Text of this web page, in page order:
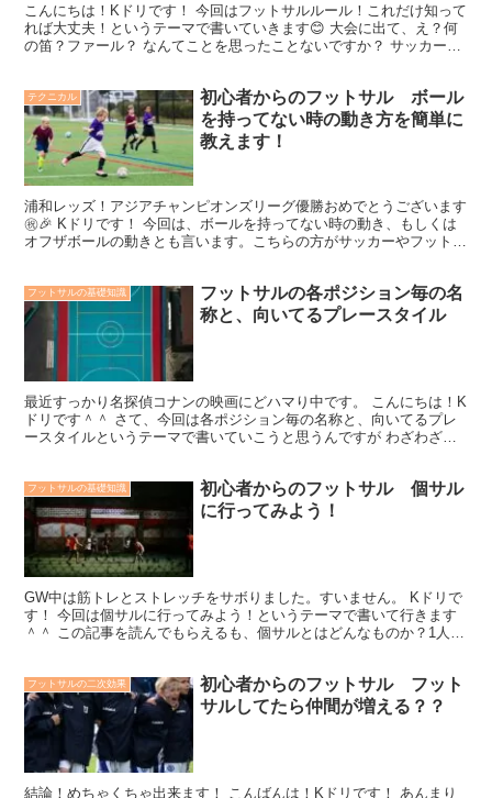
こんにちは！Kドリです！ 今回はフットサルルール！これだけ知って
れば大丈夫！というテーマで書いていきます😊 大会に出て、え？何
の笛？ファール？ なんてことを思ったことないですか？ サッカーを
テクニカル
初心者からのフットサル ボール
を持ってない時の動き方を簡単に
教えます！
浦和レッズ！アジアチャンピオンズリーグ優勝おめでとうございます
㊗️🎉 Kドリです！ 今回は、ボールを持ってない時の動き、もしくは
オフザボールの動きとも言います。こちらの方がサッカーやフットサ
フットサルの基礎知識
フットサルの各ポジション毎の名
称と、向いてるプレースタイル
最近すっかり名探偵コナンの映画にどハマり中です。 こんにちは！K
ドリです＾＾ さて、今回は各ポジション毎の名称と、向いてるプレ
ースタイルというテーマで書いていこうと思うんですが わざわざ名
フットサルの基礎知識
初心者からのフットサル 個サル
に行ってみよう！
GW中は筋トレとストレッチをサボりました。すいません。 Kドリで
す！ 今回は個サルに行ってみよう！というテーマで書いて行きます
＾＾ この記事を読んでもらえるも、個サルとはどんなものか？1人で
フットサルの二次効果
初心者からのフットサル フット
サルしてたら仲間が増える？？
結論！めちゃくちゃ出来ます！ こんばんは！Kドリです！ あんまり